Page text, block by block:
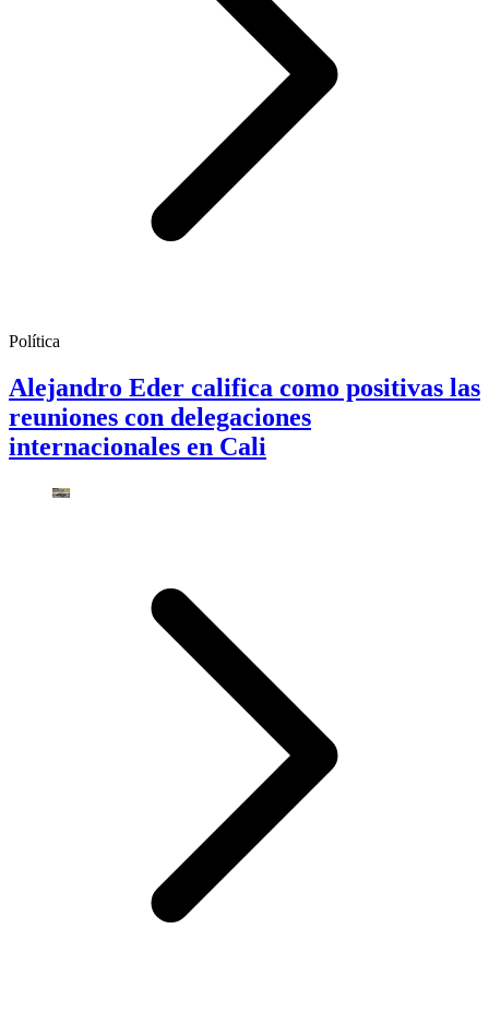
Política
Alejandro Eder califica como positivas las
reuniones con delegaciones
internacionales en Cali